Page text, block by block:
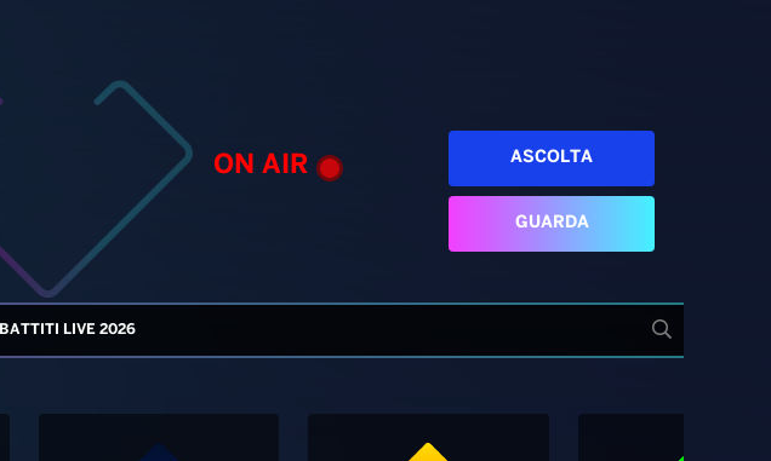
ON AIR ASCOLTA
GUARDA
BATTITI LIVE 2026